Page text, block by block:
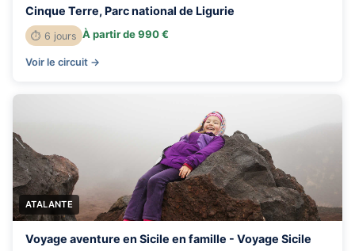
Cinque Terre, Parc national de Ligurie
⏱ 6 jours À partir de 990 €
Voir le circuit →
ATALANTE
Voyage aventure en Sicile en famille - Voyage Sicile